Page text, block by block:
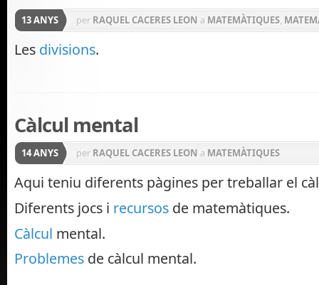
13 ANYS per RAQUEL CACERES LEON a MATEMÀTIQUES,
Les divisions.
Càlcul mental
14 ANYS per RAQUEL CACERES LEON a MATEMÀTIQUES
Aqui teniu diferents pàgines per treballar el
Diferents jocs i recursos de matemàtiques.
Càlcul mental.
Problemes de càlcul mental.